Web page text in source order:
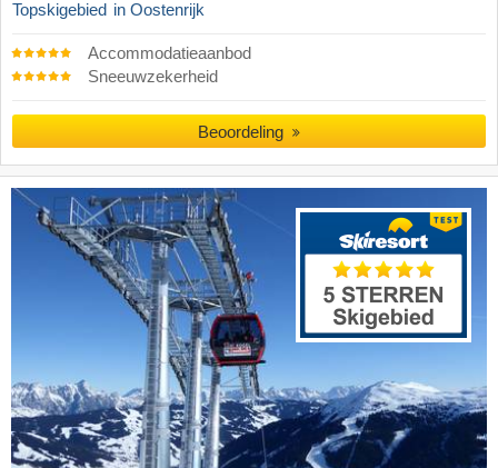
Topskigebied in Oostenrijk
Accommodatieaanbod
Sneeuwzekerheid
Beoordeling